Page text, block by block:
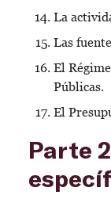
La
Las
El
Públicas.
El
Parte